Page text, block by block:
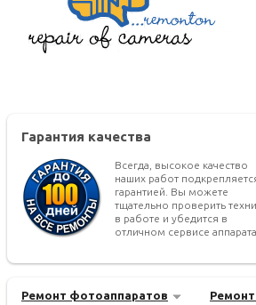
Гарантия качества
Всегда, высокое качество
наших работ
гарантией. Вы можете
тщательно проверить
в работе и убедится в
отличном сервисе аппарата.
Ремонт фотоаппаратов